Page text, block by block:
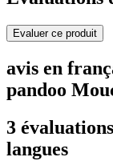
Evaluer ce produit
avis en
pandoo
3
langues